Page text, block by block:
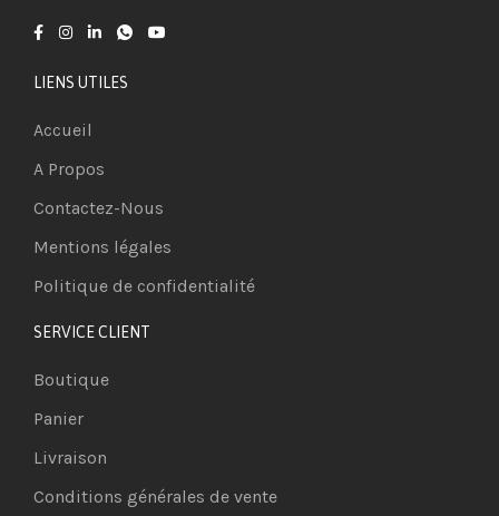
LIENS UTILES
Accueil
A Propos
Contactez-Nous
Mentions légales
Politique de confidentialité
SERVICE CLIENT
Boutique
Panier
Livraison
Conditions générales de vente